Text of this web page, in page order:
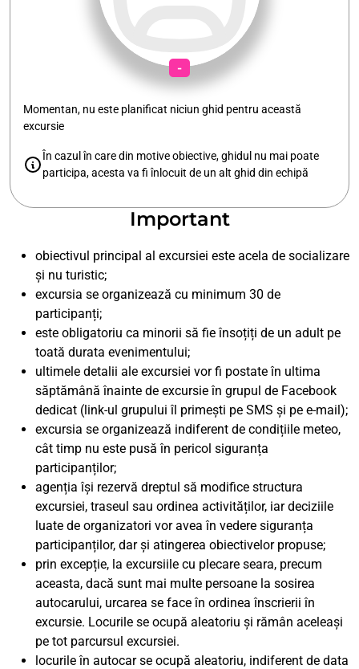
-
Momentan, nu este planificat niciun ghid pentru această
excursie
În cazul în care din motive obiective, ghidul nu mai poate
participa, acesta va fi înlocuit de un alt ghid din echipă
Important
obiectivul principal al excursiei este acela de socializare
și nu turistic;
excursia se organizează cu minimum 30 de
participanți;
este obligatoriu ca minorii să fie însoțiți de un adult pe
toată durata evenimentului;
ultimele detalii ale excursiei vor fi postate în ultima
săptămână înainte de excursie în grupul de Facebook
dedicat (link-ul grupului îl primești pe SMS și pe e-mail);
excursia se organizează indiferent de condițiile meteo,
cât timp nu este pusă în pericol siguranța
participanților;
agenția își rezervă dreptul să modifice structura
excursiei, traseul sau ordinea activităților, iar deciziile
luate de organizatori vor avea în vedere siguranța
participanților, dar și atingerea obiectivelor propuse;
prin excepție, la excursiile cu plecare seara, precum
aceasta, dacă sunt mai multe persoane la sosirea
autocarului, urcarea se face în ordinea înscrierii în
excursie. Locurile se ocupă aleatoriu și rămân aceleași
pe tot parcursul excursiei.
locurile în autocar se ocupă aleatoriu, indiferent de data